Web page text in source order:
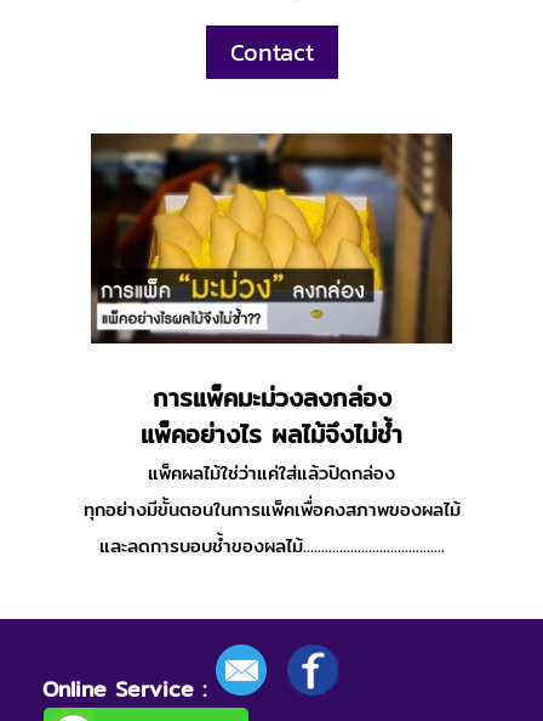
Contact
การแพ็คมะม่วงลงกล่อง
แพ็คอย่างไร ผลไม้จึงไม่ช้ำ
แพ็คผลไม้ใช่ว่าแค่ใส่แล้วปิดกล่อง
ทุกอย่างมีขั้นตอนในการแพ็คเพื่อคงสภาพของผลไม้
และลดการบอบช้ำของผลไม้.......................................
Online Service :